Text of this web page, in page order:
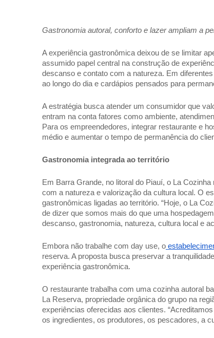
Gastronomia autoral, conforto e lazer ampliam a
A experiência gastronômica deixou de se limitar
assumido papel central na construção de
descanso e contato com a natureza. Em
ao longo do dia e cardápios pensados para
A estratégia busca atender um consumidor que
entram na conta fatores como ambiente,
Para os empreendedores, integrar restaurante e
médio e aumentar o tempo de permanência do
Gastronomia integrada ao território
Em Barra Grande, no litoral do Piauí, o La
com a natureza e valorização da cultura local. O
gastronômicas ligadas ao território. “Hoje, o La
de dizer que somos mais do que uma
descanso, gastronomia, natureza, cultura local e
Embora não trabalhe com day use, o
reserva. A proposta busca preservar a
experiência gastronômica.
O restaurante trabalha com uma cozinha autoral
La Reserva, propriedade orgânica do grupo na
experiências oferecidas aos clientes.
os ingredientes, os produtores, os pescadores, a